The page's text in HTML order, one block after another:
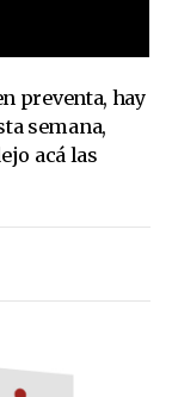
preventa, hay
semana,
acá las